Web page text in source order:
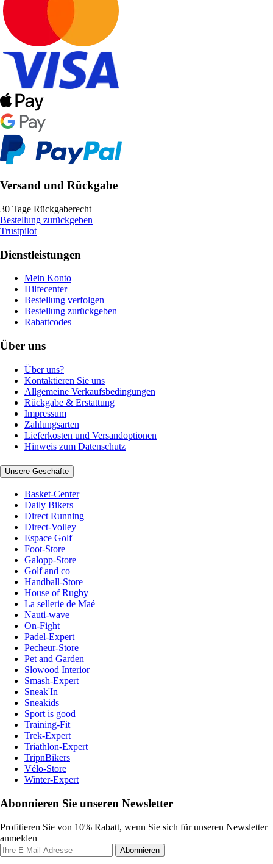
Versand und Rückgabe
30 Tage Rückgaberecht
Bestellung zurückgeben
Trustpilot
Dienstleistungen
Mein Konto
Hilfecenter
Bestellung verfolgen
Bestellung zurückgeben
Rabattcodes
Über uns
Über uns?
Kontaktieren Sie uns
Allgemeine Verkaufsbedingungen
Rückgabe & Erstattung
Impressum
Zahlungsarten
Lieferkosten und Versandoptionen
Hinweis zum Datenschutz
Unsere Geschäfte
Basket-Center
Daily Bikers
Direct Running
Direct-Volley
Espace Golf
Foot-Store
Galopp-Store
Golf and co
Handball-Store
House of Rugby
La sellerie de Maé
Nauti-wave
On-Fight
Padel-Expert
Pecheur-Store
Pet and Garden
Slowood Interior
Smash-Expert
Sneak'In
Sneakids
Sport is good
Training-Fit
Trek-Expert
Triathlon-Expert
TripnBikers
Vélo-Store
Winter-Expert
Abonnieren Sie unseren Newsletter
Profitieren Sie von 10% Rabatt, wenn Sie sich für unseren Newsletter
anmelden
Abonnieren